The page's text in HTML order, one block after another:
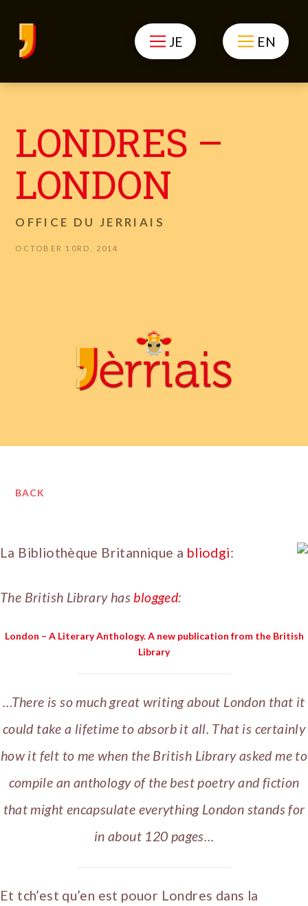
JE EN
LONDRES –
LONDON
OFFICE DU JERRIAIS
OCTOBER 10RD, 2014
BACK
La Bibliothèque Britannique a bliodgi:
The British Library has blogged:
London – A Literary Anthology. A new publication from the British
Library
…There is so much great writing about London that it
could take a lifetime to absorb it all. That is certainly
how it felt to me when the British Library asked me to
compile an anthology of the best poetry and fiction
that might encapsulate everything London stands for
in about 120 pages…
Et tch’est qu’en est pouor Londres dans la